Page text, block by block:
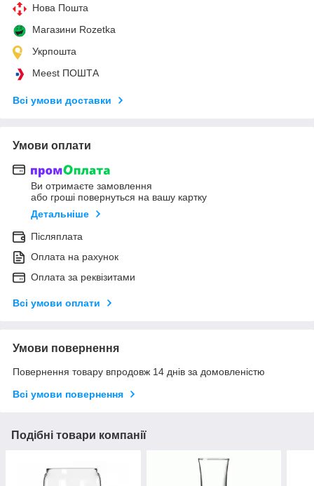
Нова Пошта
Магазини Rozetka
Укрпошта
Meest ПОШТА
Всі умови доставки
Умови оплати
Ви отримаєте замовлення
або гроші повернуться на вашу картку
Детальніше
Післяплата
Оплата на рахунок
Оплата за реквізитами
Всі умови оплати
Умови повернення
Повернення товару впродовж 14 днів за домовленістю
Всі умови повернення
Подібні товари компанії